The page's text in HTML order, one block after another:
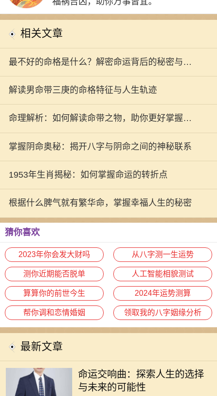
相关文章
最不好的命格是什么？解密命运背后的秘密与迷
思
解读男命带三庚的命格特征与人生轨迹
命理解析：如何解读命带之物，助你更好掌握人
生航向
掌握阴命奥秘：揭开八字与阴命之间的神秘联系
1953年生肖揭秘：如何掌握命运的转折点
根据什么脾气就有繁华命，掌握幸福人生的秘密
猜你喜欢
2023年你会发大财吗 从八字测一生运势
测你近期能否脱单 人工智能相貌测试
算算你的前世今生 2024年运势测算
帮你调和恋情婚姻 领取我的八字姻缘分析
最新文章
命运交响曲：探索人生的选择
与未来的可能性
到迷茫，甚至对未来充满了担忧。电
影《命运交响曲》通过一段跌宕起伏
的故事，引导观众深入思考人生的选